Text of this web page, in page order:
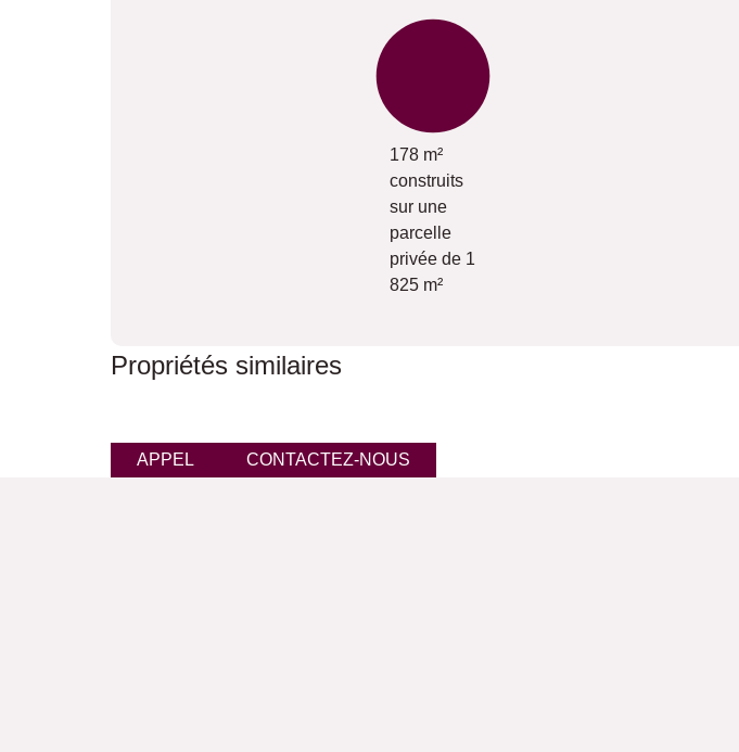
178 m²
construits
sur une
parcelle
privée de 1
825 m²
Propriétés similaires
APPEL CONTACTEZ-NOUS